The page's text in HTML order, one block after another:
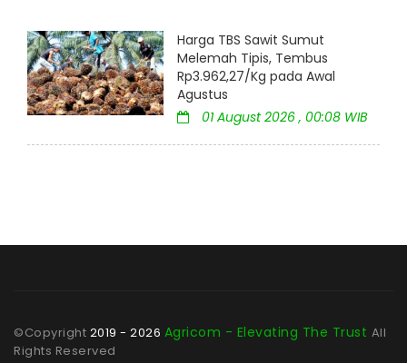
Harga TBS Sawit Sumut
Melemah Tipis, Tembus
Rp3.962,27/Kg pada Awal
Agustus
01 August 2026 , 00:08 WIB
©Copyright 2019 - 2026 Agricom - Elevating The Trust All
Rights Reserved